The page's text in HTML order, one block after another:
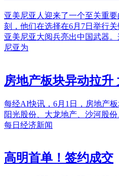
亚美尼亚人迎来了一个至关重
刻，他们在选择在6月7日举行
亚美尼亚大阅兵亮出中国武器
尼亚为
房地产板块异动拉升
每经AI快讯，6月1日，房地产
阳光股份、大龙地产、沙河股
每日经济新闻
高明首单！签约成交